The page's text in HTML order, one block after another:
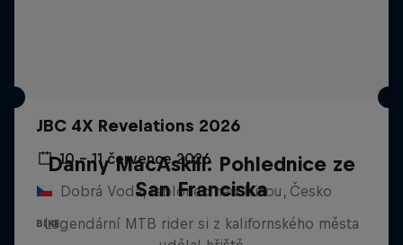
JBC 4X Revelations 2026
10 – 11 července 2026
Dobrá Voda, Jablonec nad Nisou, Česko
BIKE
Danny MacAskill: Pohlednice ze
San Franciska
Legendární MTB rider si z kalifornského města